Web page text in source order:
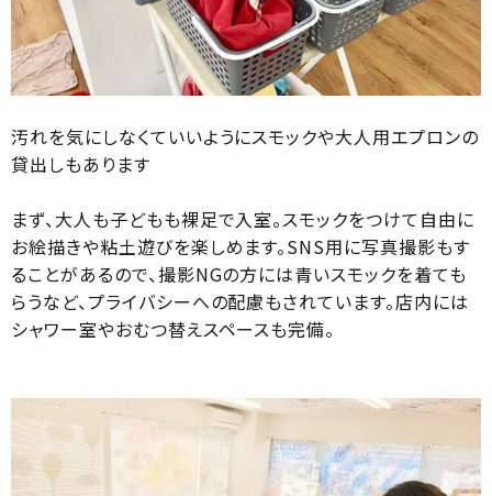
汚れを気にしなくていいようにスモックや大人用エプロンの
貸出しもあります
まず、大人も子どもも裸足で入室。スモックをつけて自由に
お絵描きや粘土遊びを楽しめます。SNS用に写真撮影もす
ることがあるので、撮影NGの方には青いスモックを着ても
らうなど、プライバシーへの配慮もされています。店内には
シャワー室やおむつ替えスペースも完備。